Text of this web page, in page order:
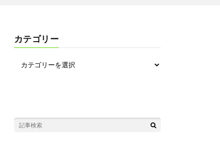
カテゴリー